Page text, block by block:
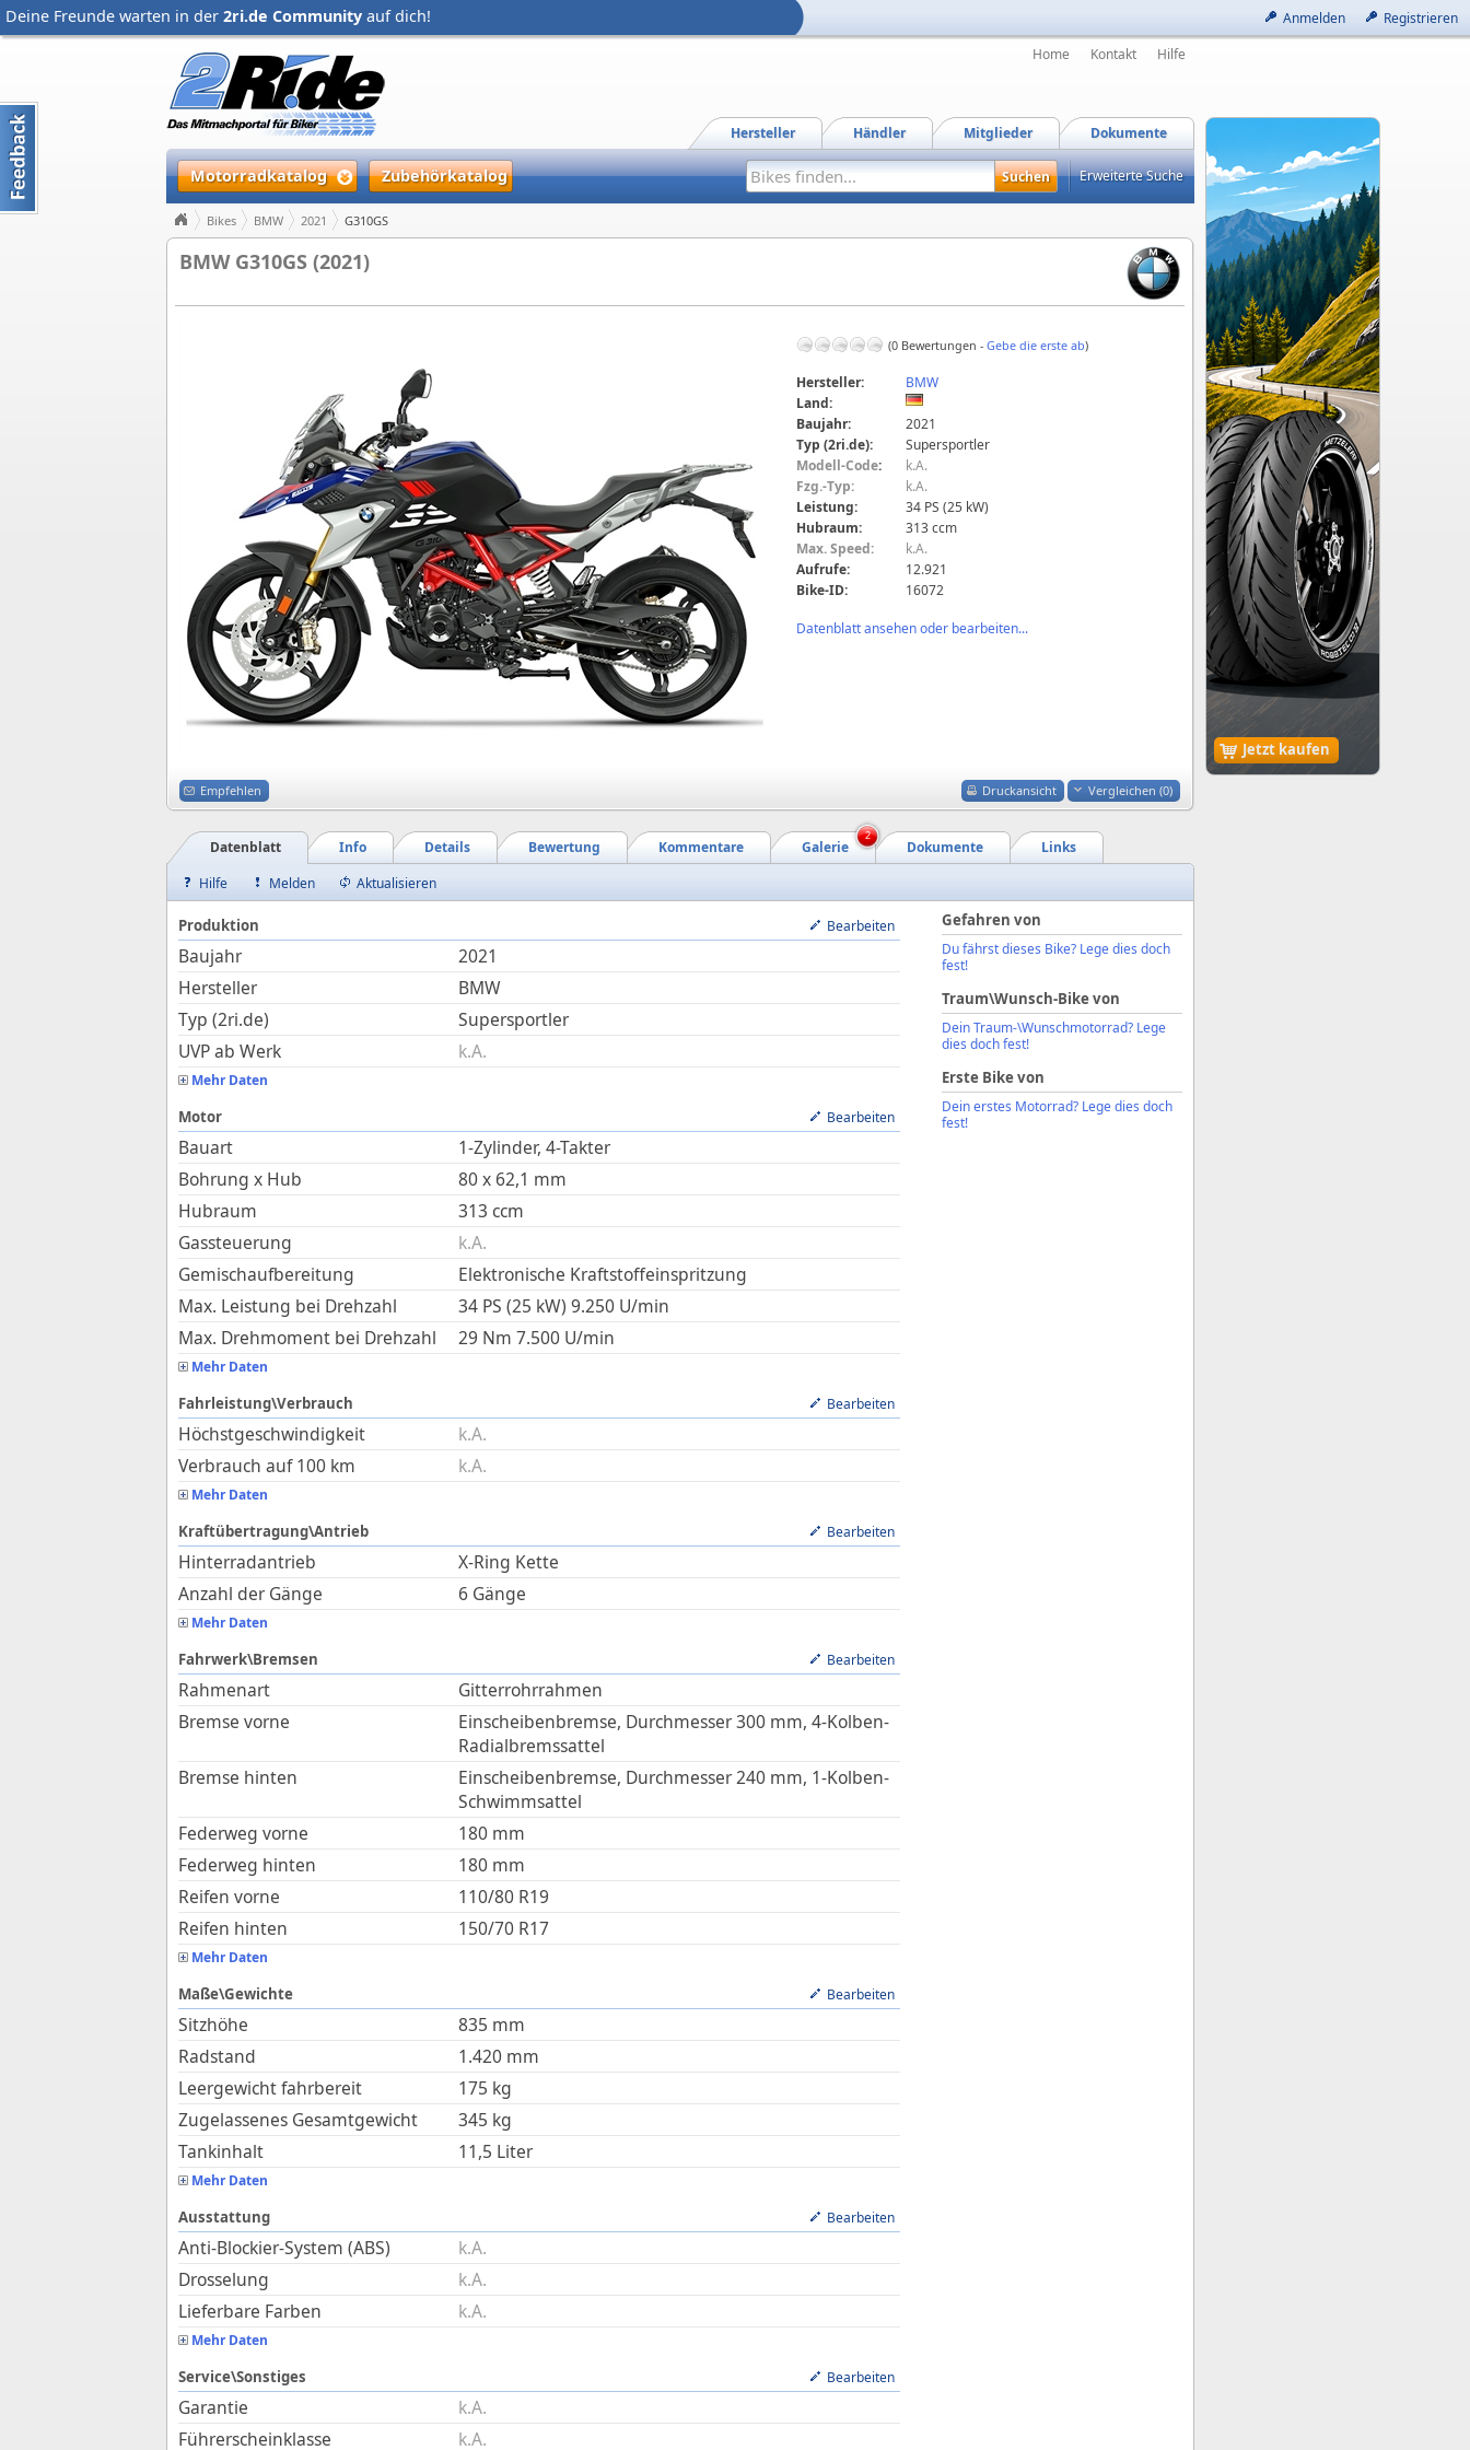
Anmelden Registrieren
Deine Freunde warten in der 2ri.de Community auf dich!
Jetzt kaufen
Home Kontakt Hilfe
Dokumente
Mitglieder
Händler
Hersteller
Motorradkatalog Zubehörkatalog Erweiterte Suche
Bikes BMW 2021 G310GS
BMW G310GS (2021)
(0 Bewertungen - Gebe die erste ab)
Hersteller:
BMW
Land:
Baujahr:
2021
Typ (2ri.de):
Supersportler
Modell-Code:
k.A.
Fzg.-Typ:
k.A.
Leistung:
34 PS (25 kW)
Hubraum:
313 ccm
Max. Speed:
k.A.
Aufrufe:
12.921
Bike-ID:
16072
Datenblatt ansehen oder bearbeiten...
Druckansicht Vergleichen (0)
Empfehlen
Links
Dokumente
Galerie
Kommentare
Bewertung
Details
Info
Datenblatt
2
Hilfe Melden Aktualisieren
Produktion Bearbeiten
Baujahr
2021
Hersteller
BMW
Typ (2ri.de)
Supersportler
UVP ab Werk
k.A.
Mehr Daten
Motor Bearbeiten
Bauart
1-Zylinder, 4-Takter
Bohrung x Hub
80x 62,1 mm
Hubraum
313 ccm
Gassteuerung
k.A.
Gemischaufbereitung
Elektronische Kraftstoffeinspritzung
Max. Leistung bei Drehzahl
34 PS (25 kW) 9.250 U/min
Max. Drehmoment bei Drehzahl
29 Nm 7.500 U/min
Mehr Daten
Fahrleistung\Verbrauch Bearbeiten
Höchstgeschwindigkeit
k.A.
Verbrauch auf 100 km
k.A.
Mehr Daten
Kraftübertragung\Antrieb Bearbeiten
Hinterradantrieb
X-Ring Kette
Anzahl der Gänge
6 Gänge
Mehr Daten
Fahrwerk\Bremsen Bearbeiten
Rahmenart
Gitterrohrrahmen
Bremse vorne
Einscheibenbremse, Durchmesser 300 mm, 4-Kolben-
Radialbremssattel
Bremse hinten
Einscheibenbremse, Durchmesser 240 mm, 1-Kolben-
Schwimmsattel
Federweg vorne
180 mm
Federweg hinten
180 mm
Reifen vorne
110/80 R19
Reifen hinten
150/70 R17
Mehr Daten
Maße\Gewichte Bearbeiten
Sitzhöhe 835 mm
Radstand
1.420 mm
Leergewicht fahrbereit
175 kg
Zugelassenes Gesamtgewicht
345 kg
Tankinhalt
11,5 Liter
Mehr Daten
Ausstattung Bearbeiten
Anti-Blockier-System (ABS)
k.A.
Drosselung
k.A.
Lieferbare Farben
k.A.
Mehr Daten
Service\Sonstiges Bearbeiten
Garantie
k.A.
Führerscheinklasse
k.A.
Gefahren von
Du fährst dieses Bike? Lege dies doch
fest!
Traum\Wunsch-Bike von
Dein Traum-\Wunschmotorrad? Lege
dies doch fest!
Erste Bike von
Dein erstes Motorrad? Lege dies doch
fest!